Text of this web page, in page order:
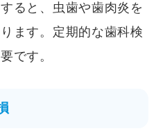
ると、虫歯や歯肉炎を
ます。定期的な歯科検
です。